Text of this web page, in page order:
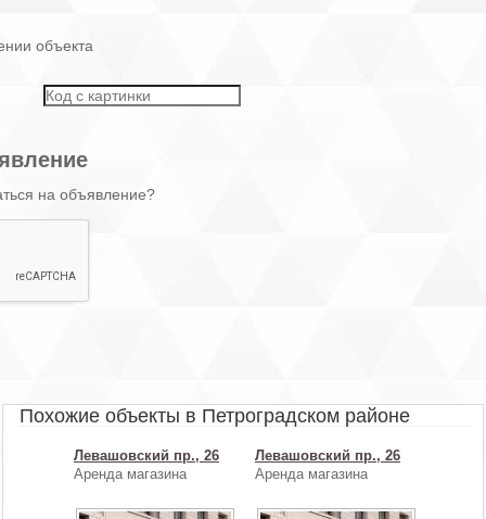
объекта
на объявление?
Похожие объекты в Петроградском районе
Левашовский пр., 26
Аренда магазина
Левашовский пр., 26
Аренда магазина